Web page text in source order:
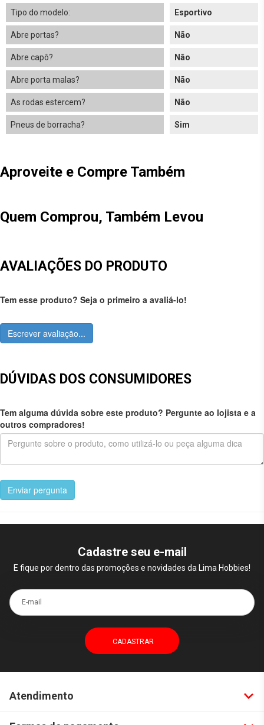
Tipo do modelo: Esportivo
Abre portas? Não
Abre capô? Não
Abre porta malas? Não
As rodas estercem? Não
Pneus de borracha? Sim
Aproveite e Compre Também
Quem Comprou, Também Levou
AVALIAÇÕES DO PRODUTO
Tem esse produto? Seja o primeiro a avaliá-lo!
Escrever avaliação...
DÚVIDAS DOS CONSUMIDORES
Tem alguma dúvida sobre este produto? Pergunte ao lojista e a
outros compradores!
Enviar pergunta
Cadastre seu e-mail
E fique por dentro das promoções e novidades da Lima Hobbies!
E-mail
Atendimento